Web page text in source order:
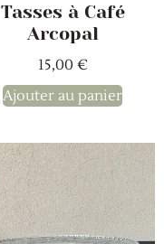
Tasses à Café
Arcopal
15,00 €
Ajouter au panier